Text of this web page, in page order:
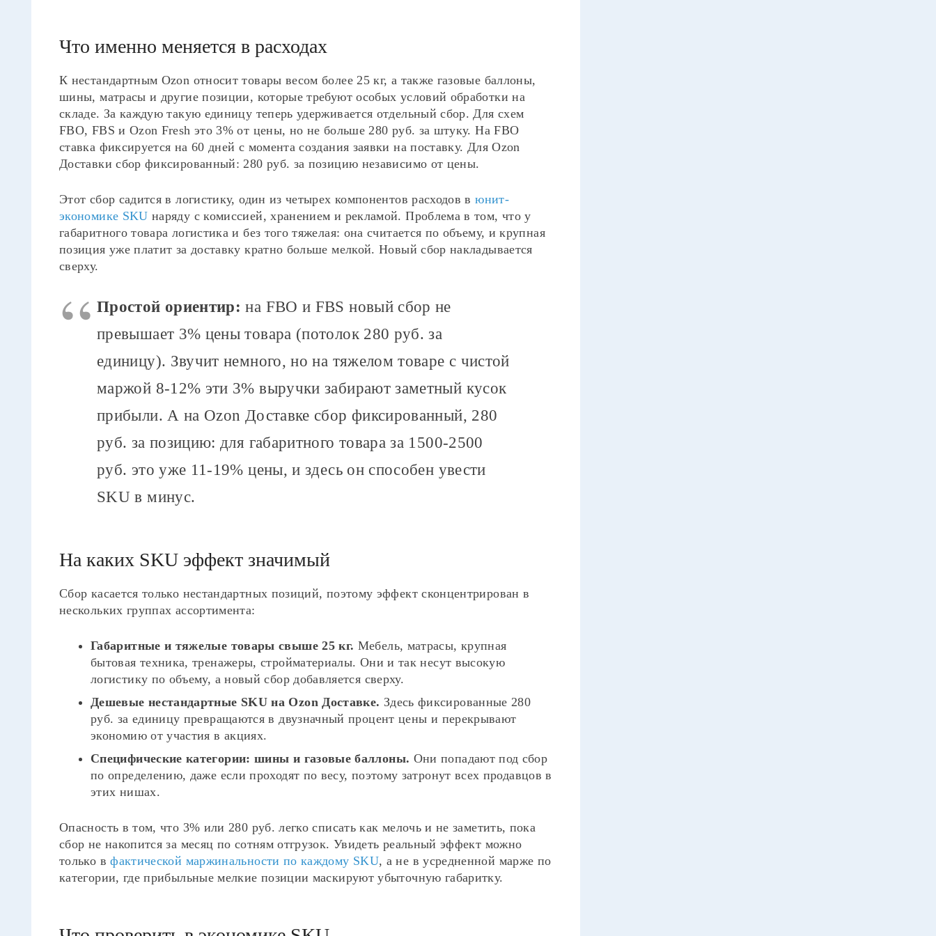
Что именно меняется в расходах
К нестандартным Ozon относит товары весом более 25 кг, а также газовые баллоны,
шины, матрасы и другие позиции, которые требуют особых условий обработки на
складе. За каждую такую единицу теперь удерживается отдельный сбор. Для схем
FBO, FBS и Ozon Fresh это 3% от цены, но не больше 280 руб. за штуку. На FBO
ставка фиксируется на 60 дней с момента создания заявки на поставку. Для Ozon
Доставки сбор фиксированный: 280 руб. за позицию независимо от цены.
Этот сбор садится в логистику, один из четырех компонентов расходов вюнит-
экономике SKU наряду с комиссией, хранением и рекламой. Проблема в том, что у
габаритного товара логистика и без того тяжелая: она считается по объему, и крупная
позиция уже платит за доставку кратно больше мелкой. Новый сбор накладывается
сверху.
Простой ориентир: на FBO и FBS новый сбор не
превышает 3% цены товара (потолок 280 руб. за
единицу). Звучит немного, но на тяжелом товаре с чистой
маржой 8-12% эти 3% выручки забирают заметный кусок
прибыли. А на Ozon Доставке сбор фиксированный, 280
руб. за позицию: для габаритного товара за 1500-2500
руб. это уже 11-19% цены, и здесь он способен увести
SKU в минус.
На каких SKU эффект значимый
Сбор касается только нестандартных позиций, поэтому эффект сконцентрирован в
нескольких группах ассортимента:
Габаритные и тяжелые товары свыше 25 кг. Мебель, матрасы, крупная
бытовая техника, тренажеры, стройматериалы. Они и так несут высокую
логистику по объему, а новый сбор добавляется сверху.
Дешевые нестандартные SKU на Ozon Доставке. Здесь фиксированные 280
руб. за единицу превращаются в двузначный процент цены и перекрывают
экономию от участия в акциях.
Специфические категории: шины и газовые баллоны. Они попадают под сбор
по определению, даже если проходят по весу, поэтому затронут всех продавцов в
этих нишах.
Опасность в том, что 3% или 280 руб. легко списать как мелочь и не заметить, пока
сбор не накопится за месяц по сотням отгрузок. Увидеть реальный эффект можно
только вфактической маржинальности по каждому SKU, а не в усредненной марже по
категории, где прибыльные мелкие позиции маскируют убыточную габаритку.